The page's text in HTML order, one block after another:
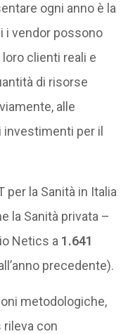
ogni anno è la
i vendor possono
clienti reali e
di risorse
alle
per il
per la Sanità in Italia
la Sanità privata –
Netics a 1.641
precedente).
metodologiche,
rileva con